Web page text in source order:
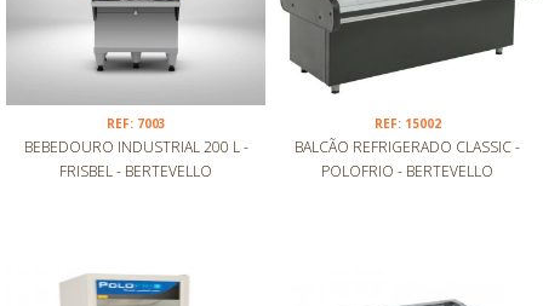
REF: 7003
BEBEDOURO INDUSTRIAL 200 L -
FRISBEL - BERTEVELLO
REF: 15002
BALCÃO REFRIGERADO CLASSIC -
POLOFRIO - BERTEVELLO